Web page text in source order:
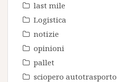
last mile
Logistica
notizie
opinioni
pallet
sciopero autotrasporto